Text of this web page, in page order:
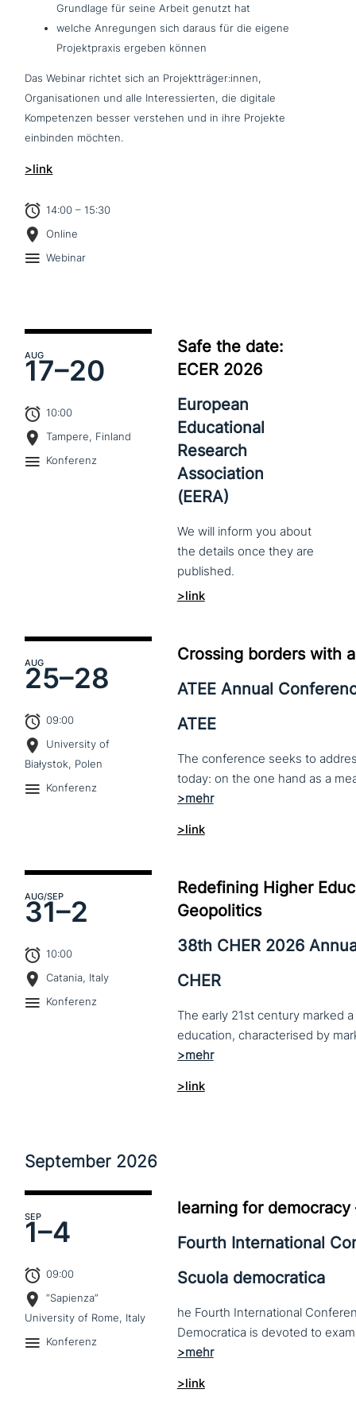
Grundlage für seine Arbeit genutzt hat
welche Anregungen sich daraus für die eigene
Projektpraxis ergeben können
Das Webinar richtet sich an Projektträger:innen,
Organisationen und alle Interessierten, die digitale
Kompetenzen besser verstehen und in ihre Projekte
einbinden möchten.
>link
14:00 – 15:30
Online
Webinar
AUG
17–20
10:00
Tampere, Finland
Konferenz
Safe the date:
ECER 2026
European
Educational
Research
Association
(EERA)
We will inform you about
the details once they are
published.
>link
AUG
25–28
09:00
University of
Białystok, Polen
Konferenz
Crossing borders with
ATEE Annual
ATEE
The conference seeks to
>link
AUG/SEP
31–2
10:00
Catania, Italy
Konferenz
Redefining Higher
Geopolitics
38th CHER 2026
CHER
The early 21st century marked
>link
September 2026
SEP
1–4
09:00
“Sapienza”
University of Rome, Italy
Konferenz
learning for
Fourth International
Scuola democratica
he Fourth International
>link